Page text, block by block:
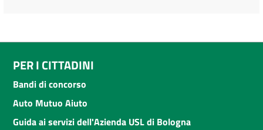
PER I CITTADINI
Bandi di concorso
Auto Mutuo Aiuto
Guida ai servizi dell'Azienda USL di Bologna